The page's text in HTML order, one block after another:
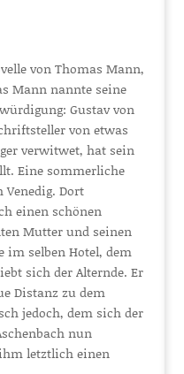
von Thomas Mann,
Mann nannte seine
Gustav von
von etwas
verwitwet, hat sein
Eine sommerliche
Dort
einen schönen
Mutter und seinen
im selben Hotel, dem
sich der Alternde. Er
Distanz zu dem
jedoch, dem sich der
nun
letztlich einen